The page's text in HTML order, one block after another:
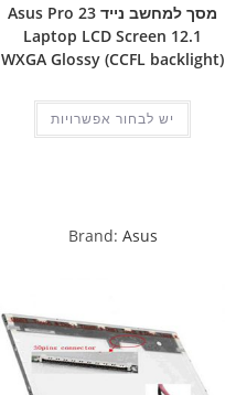
מסך למחשב נייד Asus Pro 23
Laptop LCD Screen 12.1
WXGA Glossy (CCFL backlight)
יש לבחור אפשרויות
Brand: Asus